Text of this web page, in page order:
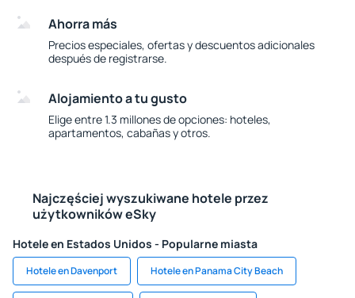
Ahorra más
Precios especiales, ofertas y descuentos adicionales
después de registrarse.
Alojamiento a tu gusto
Elige entre 1.3 millones de opciones: hoteles,
apartamentos, cabañas y otros.
Najczęściej wyszukiwane hotele przez
użytkowników eSky
Hotele en Estados Unidos - Popularne miasta
Hotele en Davenport Hotele en Panama City Beach